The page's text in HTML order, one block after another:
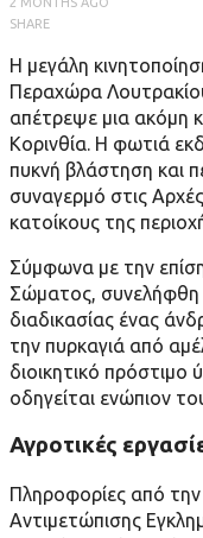
SHARE
Η μεγάλη
Περαχώρα
απέτρεψε μια ακόμη
Κορινθία. Η φωτιά
πυκνή βλάστηση και
συναγερμό στις
κατοίκους της
Σύμφωνα με την
Σώματος, συνελήφθη
διαδικασίας ένας
την πυρκαγιά από
διοικητικό
οδηγείται ενώπιον
Αγροτικές
Πληροφορίες από
Αντιμετώπισης